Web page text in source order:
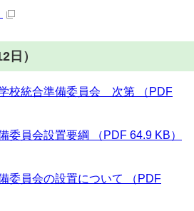
日）
校統合準備委員会 次第 （PDF
委員会設置要綱 （PDF 64.9 KB）
委員会の設置について （PDF